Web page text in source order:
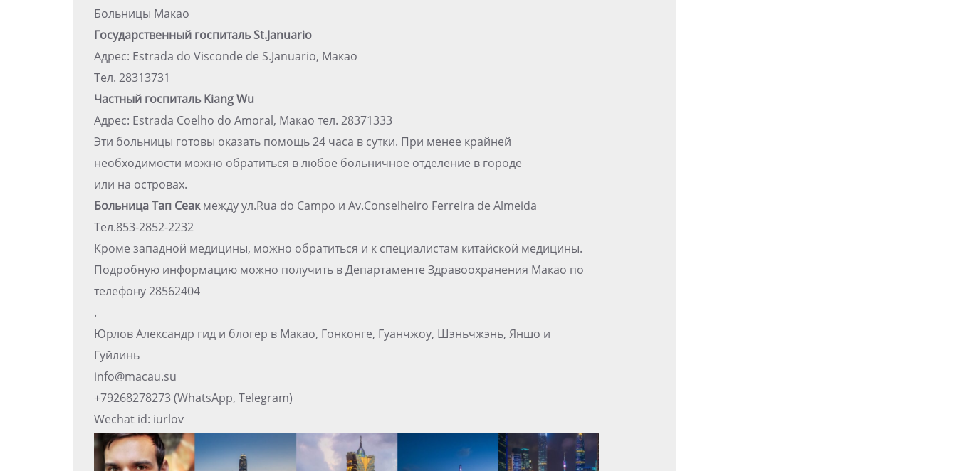
Больницы Макао
Государственный госпиталь St.Januario
Адрес: Estrada do Visconde de S.Januario, Макао
Тел. 28313731
Частный госпиталь Kiang Wu
Адрес: Estrada Coelho do Amoral, Макао тел. 28371333
Эти больницы готовы оказать помощь 24 часа в сутки. При менее крайней
необходимости можно обратиться в любое больничное отделение в городе
или на островах.
Больница Тап Сеакмежду ул.Rua do Campo и Av.Conselheiro Ferreira de Almeida
Тел.853-2852-2232
Кроме западной медицины, можно обратиться и к специалистам китайской медицины.
Подробную информацию можно получить в Департаменте Здравоохранения Макао по
телефону 28562404
.
Юрлов Александр гид и блогер в Макао, Гонконге, Гуанчжоу, Шэньчжэнь, Яншо и
Гуйлинь
info@macau.su
+79268278273 (WhatsApp, Telegram)
Wechat id: iurlov